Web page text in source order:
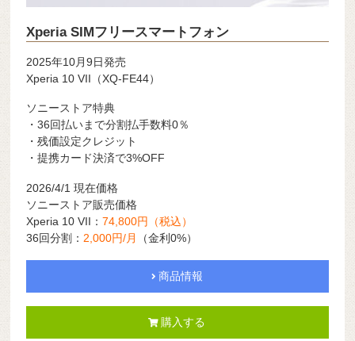
Xperia SIMフリースマートフォン
2025年10月9日発売
Xperia 10 VII（XQ-FE44）
ソニーストア特典
・36回払いまで分割払手数料0％
・残価設定クレジット
・提携カード決済で3%OFF
2026/4/1 現在価格
ソニーストア販売価格
Xperia 10 VII：74,800円（税込）
36回分割： 2,000円/月 （金利0%）
商品情報
購入する